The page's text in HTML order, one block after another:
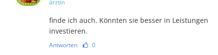
ärztin
finde ich auch. Könnten sie besser in Leistungen
investieren.
Antworten 0